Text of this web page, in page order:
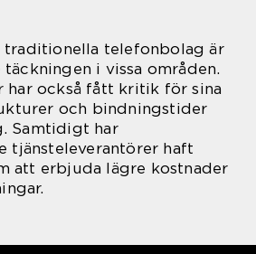
traditionella telefonbolag är
i vissa områden.
har också fått kritik för sina
och bindningstider
Samtidigt har
tjänsteleverantörer haft
att erbjuda lägre kostnader